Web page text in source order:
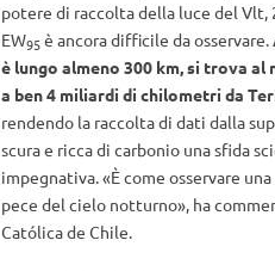
potere di raccolta della luce del Vlt,
EW95è ancora difficile da osservare.
è lungo almeno 300 km, si trova al
a ben 4 miliardi di chilometri da
rendendo la raccolta di dati dalla
scura e ricca di carbonio una sfida
impegnativa. «È come osservare
pece del cielo notturno», ha
Católica de Chile.